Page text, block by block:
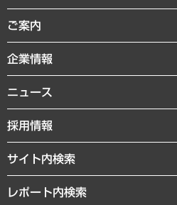
組織・人事戦略
デジタルイノベーション
共生・ダイバーシティ
GRC（ガバナンス・リスク・コンプライア
経済・産業・雇用・労働
まちづくり・観光・交通・スポーツ・スマー
経済調査
レポート
コラム
経営用語集
受託・受注実績（官公庁関連）
メディア掲載・出演
ご案内
セミナー・イベント情報
MUFGビジネスセミナー
受託案件情報
企業情報
私たちの想い
社長メッセージ
会社概要
沿革
ニュース
ニュースリリース
お知らせ
採用情報
サイト内検索
レポート内検索